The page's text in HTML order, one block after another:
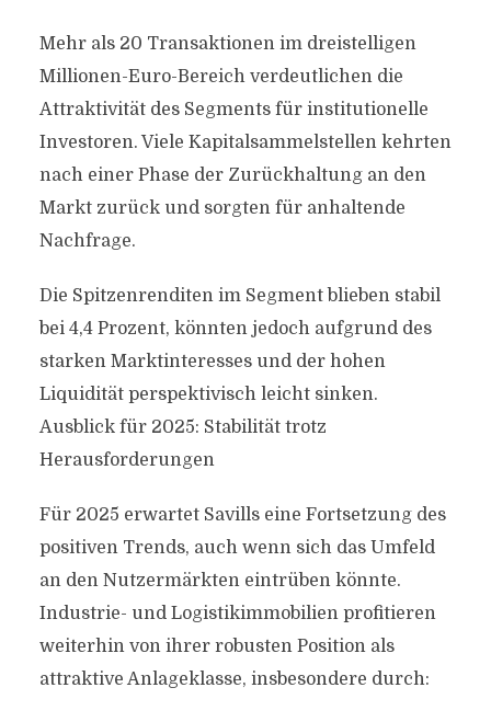
Mehr als 20 Transaktionen im dreistelligen
Millionen-Euro-Bereich verdeutlichen die
Attraktivität des Segments für institutionelle
Investoren. Viele Kapitalsammelstellen kehrten
nach einer Phase der Zurückhaltung an den
Markt zurück und sorgten für anhaltende
Nachfrage.
Die Spitzenrenditen im Segment blieben stabil
bei 4,4 Prozent, könnten jedoch aufgrund des
starken Marktinteresses und der hohen
Liquidität perspektivisch leicht sinken.
Ausblick für 2025: Stabilität trotz
Herausforderungen
Für 2025 erwartet Savills eine Fortsetzung des
positiven Trends, auch wenn sich das Umfeld
an den Nutzermärkten eintrüben könnte.
Industrie- und Logistikimmobilien profitieren
weiterhin von ihrer robusten Position als
attraktive Anlageklasse, insbesondere durch: